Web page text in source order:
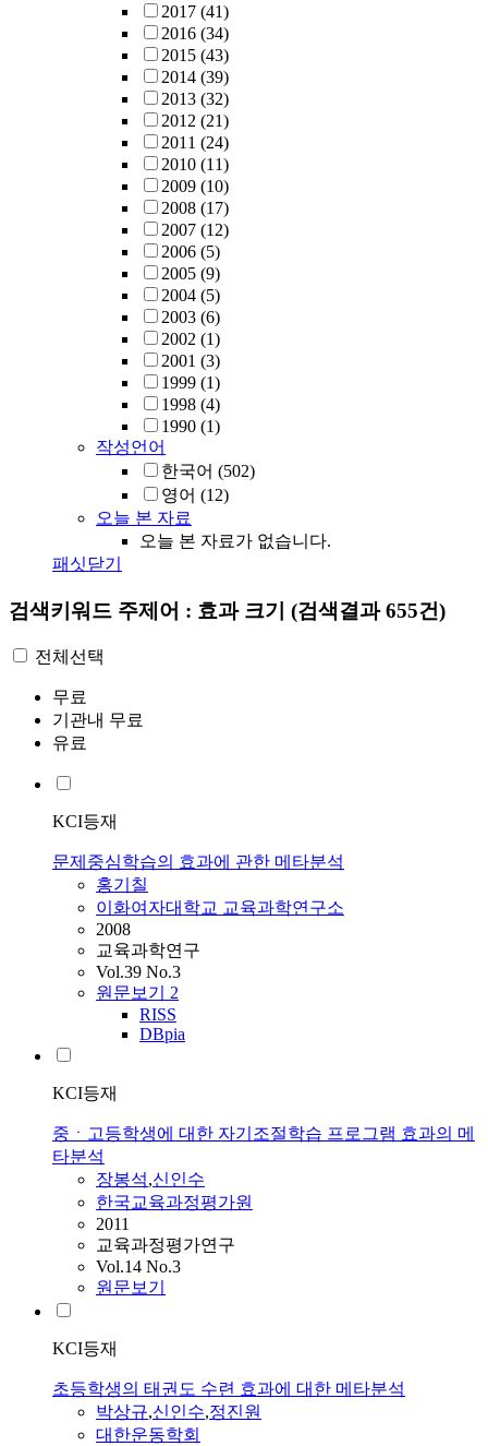
2017 (41)
2016 (34)
2015 (43)
2014 (39)
2013 (32)
2012 (21)
2011 (24)
2010 (11)
2009 (10)
2008 (17)
2007 (12)
2006 (5)
2005 (9)
2004 (5)
2003 (6)
2002 (1)
2001 (3)
1999 (1)
1998 (4)
1990 (1)
작성언어
한국어 (502)
영어 (12)
오늘 본 자료
오늘 본 자료가 없습니다.
패싯닫기
검색키워드 주제어 : 효과 크기 (검색결과 655건)
전체선택
무료
기관내 무료
유료
KCI등재
문제중심학습의 효과에 관한 메타분석
홍기칠
이화여자대학교 교육과학연구소
2008
교육과학연구
Vol.39 No.3
원문보기 2
RISS
DBpia
KCI등재
중ㆍ고등학생에 대한 자기조절학습 프로그램 효과의 메
타분석
장봉석,신인수
한국교육과정평가원
2011
교육과정평가연구
Vol.14 No.3
원문보기
KCI등재
초등학생의 태권도 수련 효과에 대한 메타분석
박상규,신인수,정진원
대한운동학회